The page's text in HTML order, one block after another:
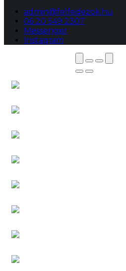
admin@felfedezok.hu
06 20 549 2307
Messenger
Instagram